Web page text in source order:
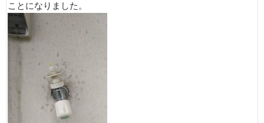
ことになりました。